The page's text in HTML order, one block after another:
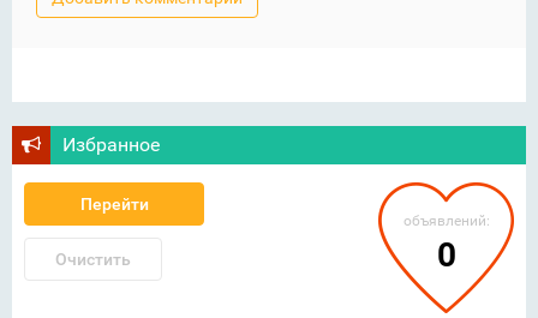
Избранное
Перейти
Очистить
объявлений:
0